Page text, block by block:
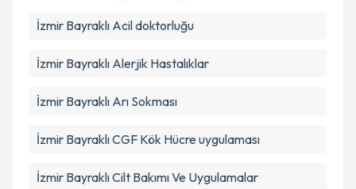
İzmir Bayraklı Acil doktorluğu
İzmir Bayraklı Alerjik Hastalıklar
İzmir Bayraklı Arı Sokması
İzmir Bayraklı CGF Kök Hücre uygulaması
İzmir Bayraklı Cilt Bakımı Ve Uygulamalar